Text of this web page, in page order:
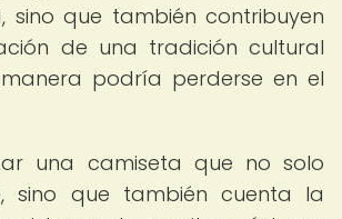
sino que también contribuyen
de una tradición cultural
podría perderse en el
una camiseta que no solo
sino que también cuenta la